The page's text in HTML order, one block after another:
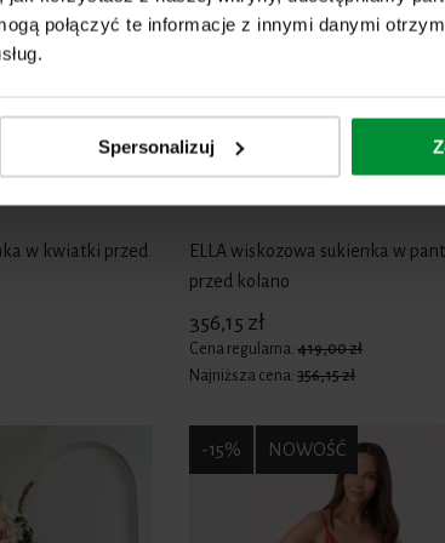
połączyć te informacje z innymi danymi
Spersonalizuj
w kwiatki przed
ELLA wiskozowa sukienka w
przed kolano
356,15 zł
Cena regularna:419,00 zł
Najniższa cena:356,15 zł
-15% NOWOŚĆ